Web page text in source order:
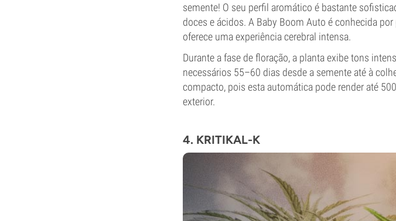
semente! O seu perfil aromático é bastante
doces e ácidos. A Baby Boom Auto é conhecida
oferece uma experiência cerebral intensa.
Durante a fase de floração, a planta exibe tons
necessários 55–60 dias desde a semente até à
compacto, pois esta automática pode render até
exterior.
4. KRITIKAL-K